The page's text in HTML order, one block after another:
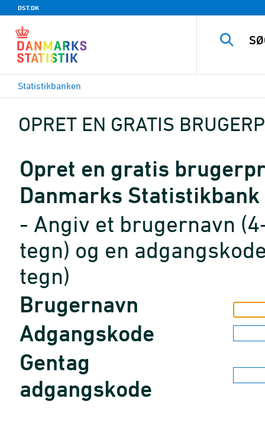
DST.DK
Statistikbanken
OPRET EN GRATIS
Opret en gratis
Danmarks Statistikbank
- Angiv et brugernavn
tegn) og en
tegn)
Brugernavn
Adgangskode
Gentag
adgangskode